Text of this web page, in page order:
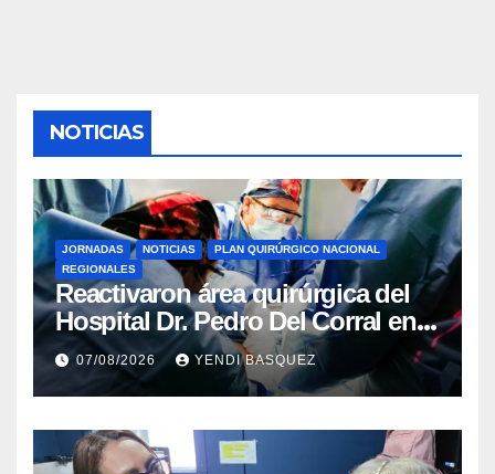
NOTICIAS
JORNADAS NOTICIAS
PLAN QUIRÚRGICO NACIONAL
REGIONALES
Reactivaron área quirúrgica del
Hospital Dr. Pedro Del Corral en
Guárico
07/08/2026 YENDI BASQUEZ